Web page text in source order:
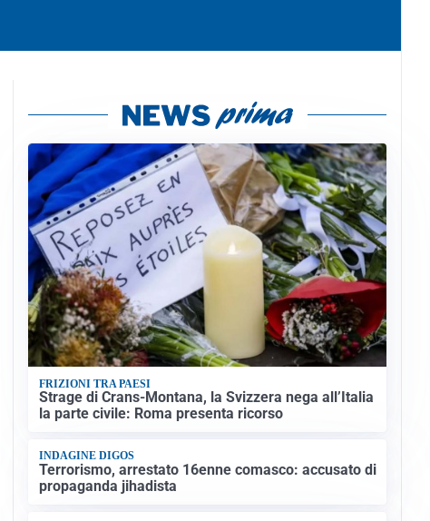
FRIZIONI TRA PAESI
Strage di Crans-Montana, la Svizzera nega all’Italia
la parte civile: Roma presenta ricorso
INDAGINE DIGOS
Terrorismo, arrestato 16enne comasco: accusato di
propaganda jihadista